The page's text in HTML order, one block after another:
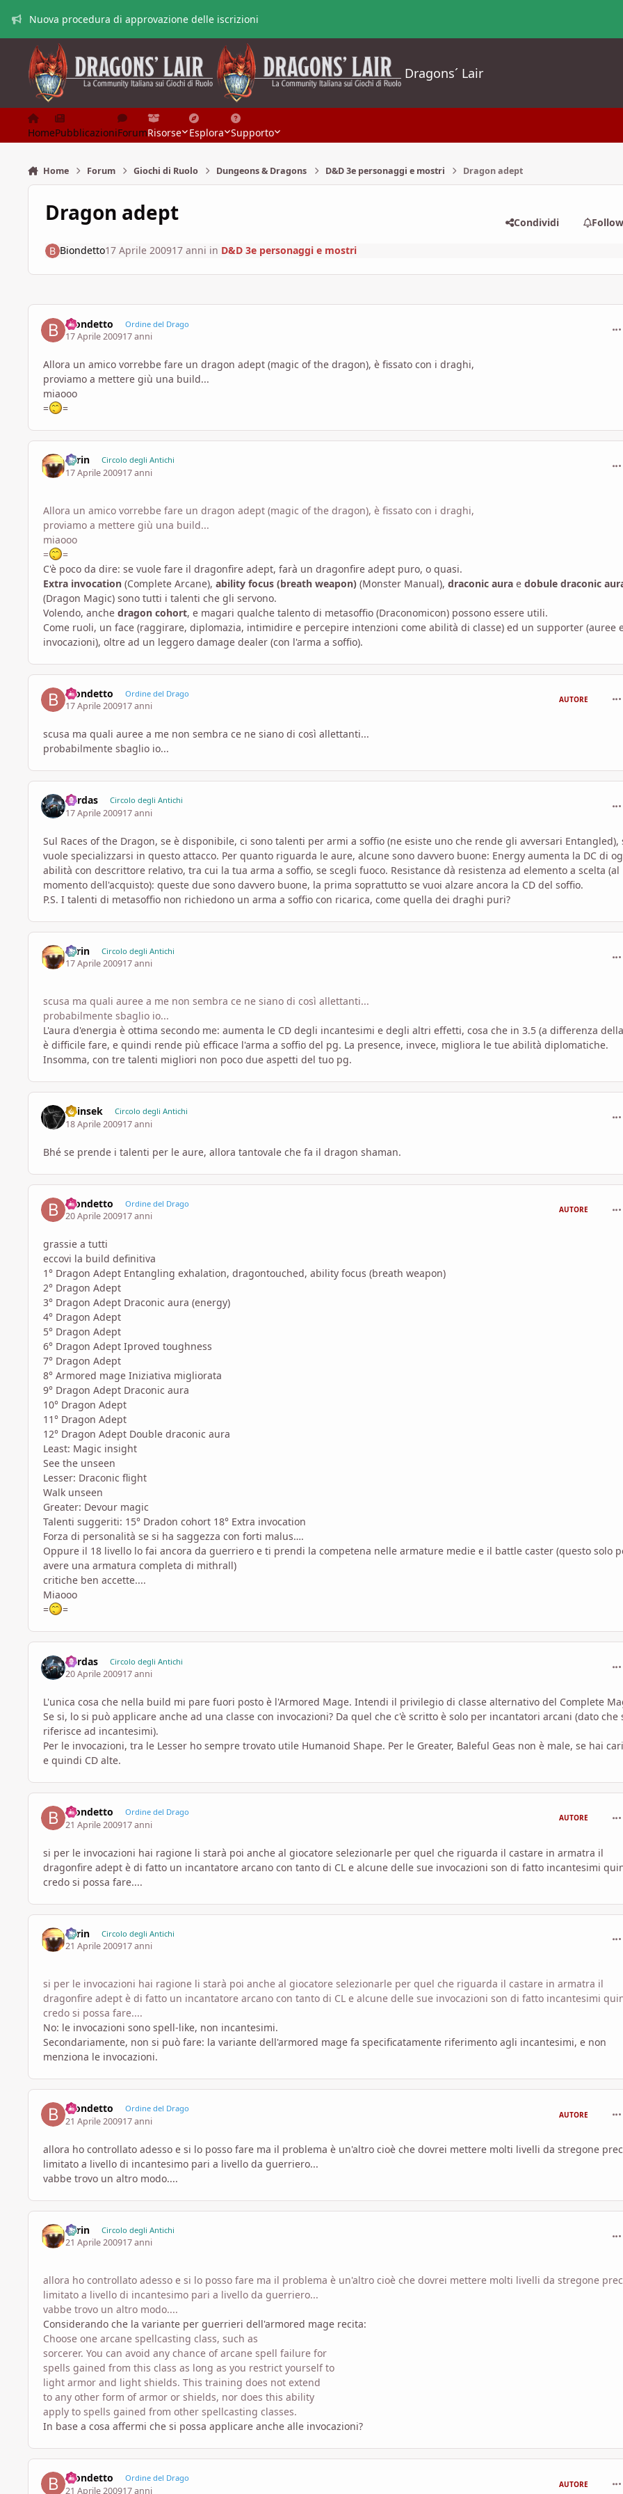
Nuova procedura di approvazione delle iscrizioni
Dragons´ Lair
HomePubblicazioniForumRisorse Esplora Supporto
Home Forum Giochi di Ruolo Dungeons & Dragons D&D 3e personaggi e mostri Dragon adept
Dragon adept Condividi
Biondetto17 Aprile 200917 anni in D&D 3e personaggi e mostri
Biondetto Ordine del Drago
17 Aprile 200917 anni
Allora un amico vorrebbe fare un dragon adept (magic of the dragon), è fissato con i draghi,
proviamo a mettere giù una build...
miaooo
=
=
Larin Circolo degli Antichi
17 Aprile 200917 anni
Allora un amico vorrebbe fare un dragon adept (magic of the dragon), è fissato con i draghi,
proviamo a mettere giù una build...
miaooo
=
=
C'è poco da dire: se vuole fare il dragonfire adept, farà un dragonfire adept puro, o quasi.
Extra invocation (Complete Arcane), ability focus (breath weapon) (Monster Manual), draconic aura e dobule draconic
(Dragon Magic) sono tutti i talenti che gli servono.
Volendo, anche dragon cohort, e magari qualche talento di metasoffio (Draconomicon) possono essere utili.
Come ruoli, un face (raggirare, diplomazia, intimidire e percepire intenzioni come abilità di classe) ed un supporter (auree
invocazioni), oltre ad un leggero damage dealer (con l'arma a soffio).
Biondetto Ordine del Drago
17 Aprile 200917 anni
AUTORE
scusa ma quali auree a me non sembra ce ne siano di così allettanti...
probabilmente sbaglio io...
Cardas Circolo degli Antichi
17 Aprile 200917 anni
Sul Races of the Dragon, se è disponibile, ci sono talenti per armi a soffio (ne esiste uno che rende gli avversari Entangled),
vuole specializzarsi in questo attacco. Per quanto riguarda le aure, alcune sono davvero buone: Energy aumenta la DC di
abilità con descrittore relativo, tra cui la tua arma a soffio, se scegli fuoco. Resistance dà resistenza ad elemento a scelta (al
momento dell'acquisto): queste due sono davvero buone, la prima soprattutto se vuoi alzare ancora la CD del soffio.
P.S. I talenti di metasoffio non richiedono un arma a soffio con ricarica, come quella dei draghi puri?
Larin Circolo degli Antichi
17 Aprile 200917 anni
scusa ma quali auree a me non sembra ce ne siano di così allettanti...
probabilmente sbaglio io...
L'aura d'energia è ottima secondo me: aumenta le CD degli incantesimi e degli altri effetti, cosa che in 3.5 (a differenza
è difficile fare, e quindi rende più efficace l'arma a soffio del pg. La presence, invece, migliora le tue abilità diplomatiche.
Insomma, con tre talenti migliori non poco due aspetti del tuo pg.
Shinsek Circolo degli Antichi
18 Aprile 200917 anni
Bhé se prende i talenti per le aure, allora tantovale che fa il dragon shaman.
Biondetto Ordine del Drago
20 Aprile 200917 anni
AUTORE
grassie a tutti
eccovi la build definitiva
1° Dragon Adept Entangling exhalation, dragontouched, ability focus (breath weapon)
2° Dragon Adept
3° Dragon Adept Draconic aura (energy)
4° Dragon Adept
5° Dragon Adept
6° Dragon Adept Iproved toughness
7° Dragon Adept
8° Armored mage Iniziativa migliorata
9° Dragon Adept Draconic aura
10° Dragon Adept
11° Dragon Adept
12° Dragon Adept Double draconic aura
Least: Magic insight
See the unseen
Lesser: Draconic flight
Walk unseen
Greater: Devour magic
Talenti suggeriti: 15° Dradon cohort 18° Extra invocation
Forza di personalità se si ha saggezza con forti malus….
Oppure il 18 livello lo fai ancora da guerriero e ti prendi la competena nelle armature medie e il battle caster (questo solo
avere una armatura completa di mithrall)
critiche ben accette....
Miaooo
=
=
Cardas Circolo degli Antichi
20 Aprile 200917 anni
L'unica cosa che nella build mi pare fuori posto è l'Armored Mage. Intendi il privilegio di classe alternativo del Complete
Se si, lo si può applicare anche ad una classe con invocazioni? Da quel che c'è scritto è solo per incantatori arcani (dato che
riferisce ad incantesimi).
Per le invocazioni, tra le Lesser ho sempre trovato utile Humanoid Shape. Per le Greater, Baleful Geas non è male, se hai
e quindi CD alte.
Biondetto Ordine del Drago
21 Aprile 200917 anni
AUTORE
si per le invocazioni hai ragione li starà poi anche al giocatore selezionarle per quel che riguarda il castare in armatra il
dragonfire adept è di fatto un incantatore arcano con tanto di CL e alcune delle sue invocazioni son di fatto incantesimi
credo si possa fare....
Larin Circolo degli Antichi
21 Aprile 200917 anni
si per le invocazioni hai ragione li starà poi anche al giocatore selezionarle per quel che riguarda il castare in armatra il
dragonfire adept è di fatto un incantatore arcano con tanto di CL e alcune delle sue invocazioni son di fatto incantesimi
credo si possa fare....
No: le invocazioni sono spell-like, non incantesimi.
Secondariamente, non si può fare: la variante dell'armored mage fa specificatamente riferimento agli incantesimi, e non
menziona le invocazioni.
Biondetto Ordine del Drago
21 Aprile 200917 anni
AUTORE
allora ho controllato adesso e si lo posso fare ma il problema è un'altro cioè che dovrei mettere molti livelli da stregone
limitato a livello di incantesimo pari a livello da guerriero...
vabbe trovo un altro modo....
Larin Circolo degli Antichi
21 Aprile 200917 anni
allora ho controllato adesso e si lo posso fare ma il problema è un'altro cioè che dovrei mettere molti livelli da stregone
limitato a livello di incantesimo pari a livello da guerriero...
vabbe trovo un altro modo....
Considerando che la variante per guerrieri dell'armored mage recita:
Choose one arcane spellcasting class, such as
sorcerer. You can avoid any chance of arcane spell failure for
spells gained from this class as long as you restrict yourself to
light armor and light shields. This training does not extend
to any other form of armor or shields, nor does this ability
apply to spells gained from other spellcasting classes.
In base a cosa affermi che si possa applicare anche alle invocazioni?
Biondetto Ordine del Drago
21 Aprile 200917 anni
AUTORE